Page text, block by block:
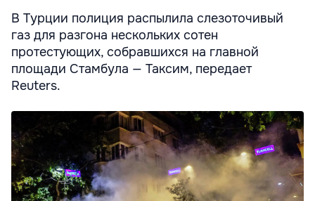
В Турции полиция распылила слезоточивый
газ для разгона нескольких сотен
протестующих, собравшихся на главной
площади Стамбула — Таксим, передает
Reuters.